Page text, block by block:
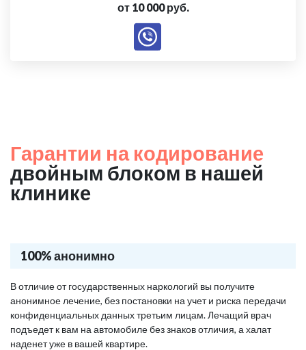
от 10 000 руб.
Гарантии на кодирование
двойным блоком в нашей
клинике
100% анонимно
В отличие от государственных наркологий вы получите
анонимное лечение, без постановки на учет и риска передачи
конфиденциальных данных третьим лицам. Лечащий врач
подъедет к вам на автомобиле без знаков отличия, а халат
наденет уже в вашей квартире.